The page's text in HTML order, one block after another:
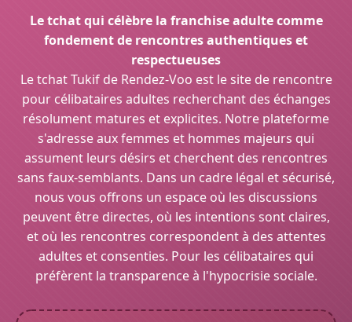
Le tchat qui célèbre la franchise adulte comme
fondement de rencontres authentiques et
respectueuses
Le tchat Tukif de Rendez-Voo est le site de rencontre
pour célibataires adultes recherchant des échanges
résolument matures et explicites. Notre plateforme
s'adresse aux femmes et hommes majeurs qui
assument leurs désirs et cherchent des rencontres
sans faux-semblants. Dans un cadre légal et sécurisé,
nous vous offrons un espace où les discussions
peuvent être directes, où les intentions sont claires,
et où les rencontres correspondent à des attentes
adultes et consenties. Pour les célibataires qui
préfèrent la transparence à l'hypocrisie sociale.